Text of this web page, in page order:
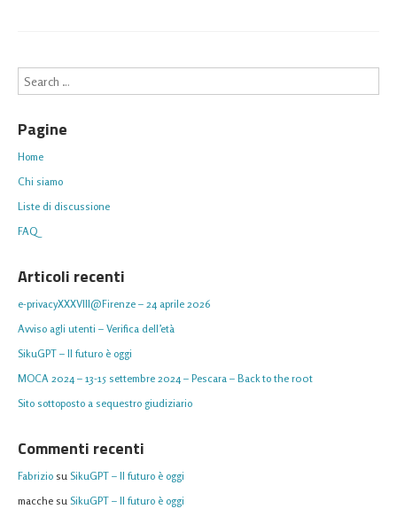
Search
Pagine
Home
Chi siamo
Liste di discussione
FAQ
Articoli recenti
e-privacyXXXVIII@Firenze – 24 aprile 2026
Avviso agli utenti – Verifica dell’età
SikuGPT – Il futuro è oggi
MOCA 2024 – 13-15 settembre 2024 – Pescara – Back to the r00t
Sito sottoposto a sequestro giudiziario
Commenti recenti
Fabrizio su SikuGPT – Il futuro è oggi
macche su SikuGPT – Il futuro è oggi